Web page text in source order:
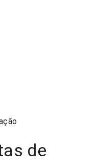
de